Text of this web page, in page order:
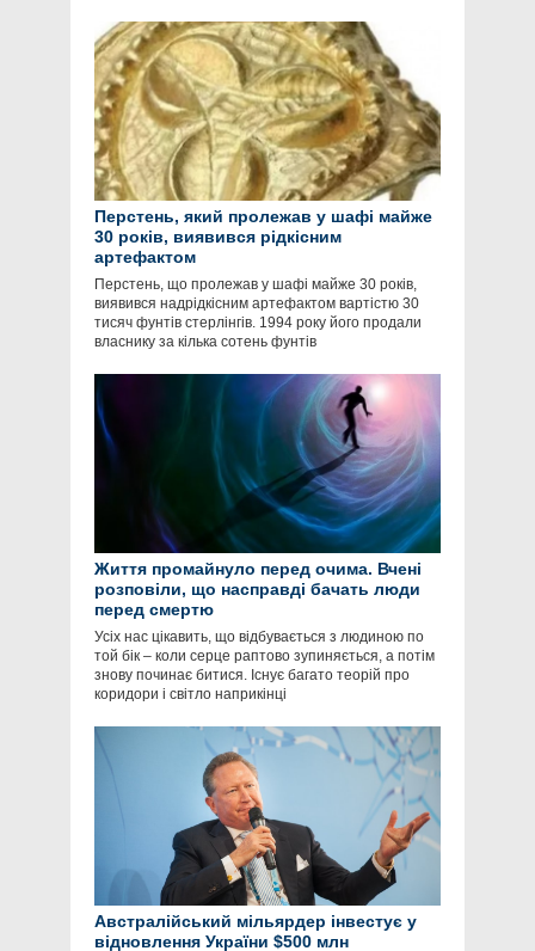
Перстень, який пролежав у шафі майже
30 років, виявився рідкісним
артефактом
Перстень, що пролежав у шафі майже 30 років,
виявився надрідкісним артефактом вартістю 30
тисяч фунтів стерлінгів. 1994 року його продали
власнику за кілька сотень фунтів
Життя промайнуло перед очима. Вчені
розповіли, що насправді бачать люди
перед смертю
Усіх нас цікавить, що відбувається з людиною по
той бік – коли серце раптово зупиняється, а потім
знову починає битися. Існує багато теорій про
коридори і світло наприкінці
Австралійський мільярдер інвестує у
відновлення України $500 млн